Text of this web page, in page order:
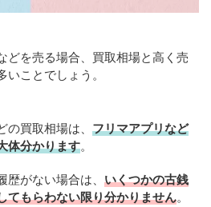
どを売る場合、買取相場と高く売
ことでしょう。
買取相場は、 フリマアプリなど
体分かります。
がない場合は、 いくつかの古銭
てもらわない限り分かりません。